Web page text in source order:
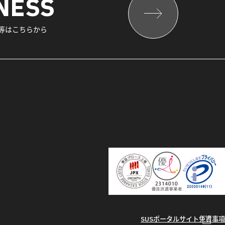
はこちらから
SUSポータルサイト免責事項